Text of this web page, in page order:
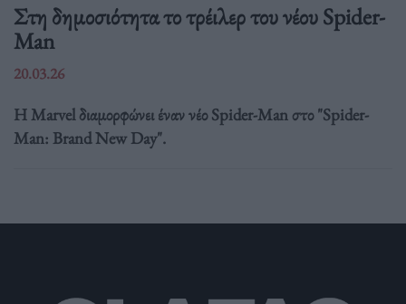
Στη δημοσιότητα το τρέιλερ του νέου Spider-
Man
20.03.26
Η Marvel διαμορφώνει έναν νέο Spider-Man στο "Spider-
Man: Brand New Day".